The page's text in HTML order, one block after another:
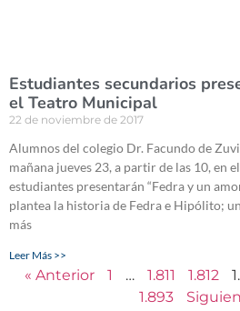
Estudiantes secundarios
el Teatro Municipal
22 de noviembre de 2017
Alumnos del colegio Dr. Facundo de
mañana jueves 23, a partir de las 10, en
estudiantes presentarán “Fedra y un
plantea la historia de Fedra e Hipólito;
más
Leer Más >>
« Anterior 1 … 1.811 1.812
1.893